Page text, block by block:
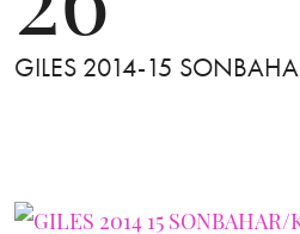
GILES 2014-15